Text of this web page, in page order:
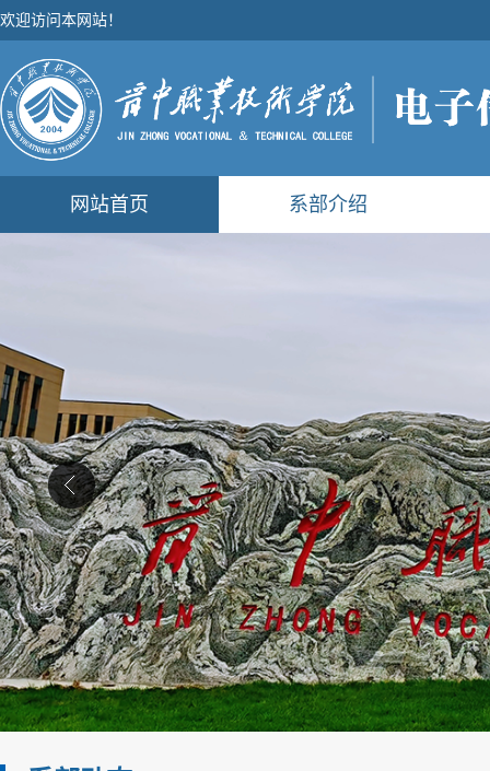
欢迎访问本网站！
网站首页 系部介绍